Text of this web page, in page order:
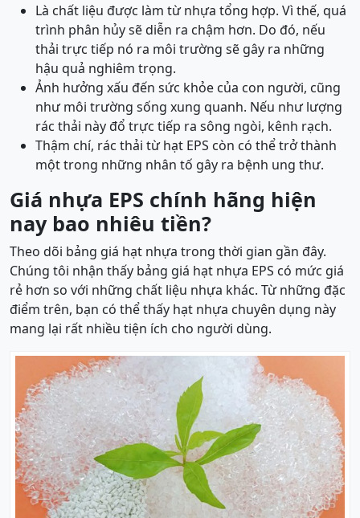
Là chất liệu được làm từ nhựa tổng hợp. Vì thế, quá
trình phân hủy sẽ diễn ra chậm hơn. Do đó, nếu
thải trực tiếp nó ra môi trường sẽ gây ra những
hậu quả nghiêm trọng.
Ảnh hưởng xấu đến sức khỏe của con người, cũng
như môi trường sống xung quanh. Nếu như lượng
rác thải này đổ trực tiếp ra sông ngòi, kênh rạch.
Thậm chí, rác thải từ hạt EPS còn có thể trở thành
một trong những nhân tố gây ra bệnh ung thư.
Giá nhựa EPS chính hãng hiện
nay bao nhiêu tiền?
Theo dõi bảng giá hạt nhựa trong thời gian gần đây.
Chúng tôi nhận thấy bảng giá hạt nhựa EPS có mức giá
rẻ hơn so với những chất liệu nhựa khác. Từ những đặc
điểm trên, bạn có thể thấy hạt nhựa chuyên dụng này
mang lại rất nhiều tiện ích cho người dùng.